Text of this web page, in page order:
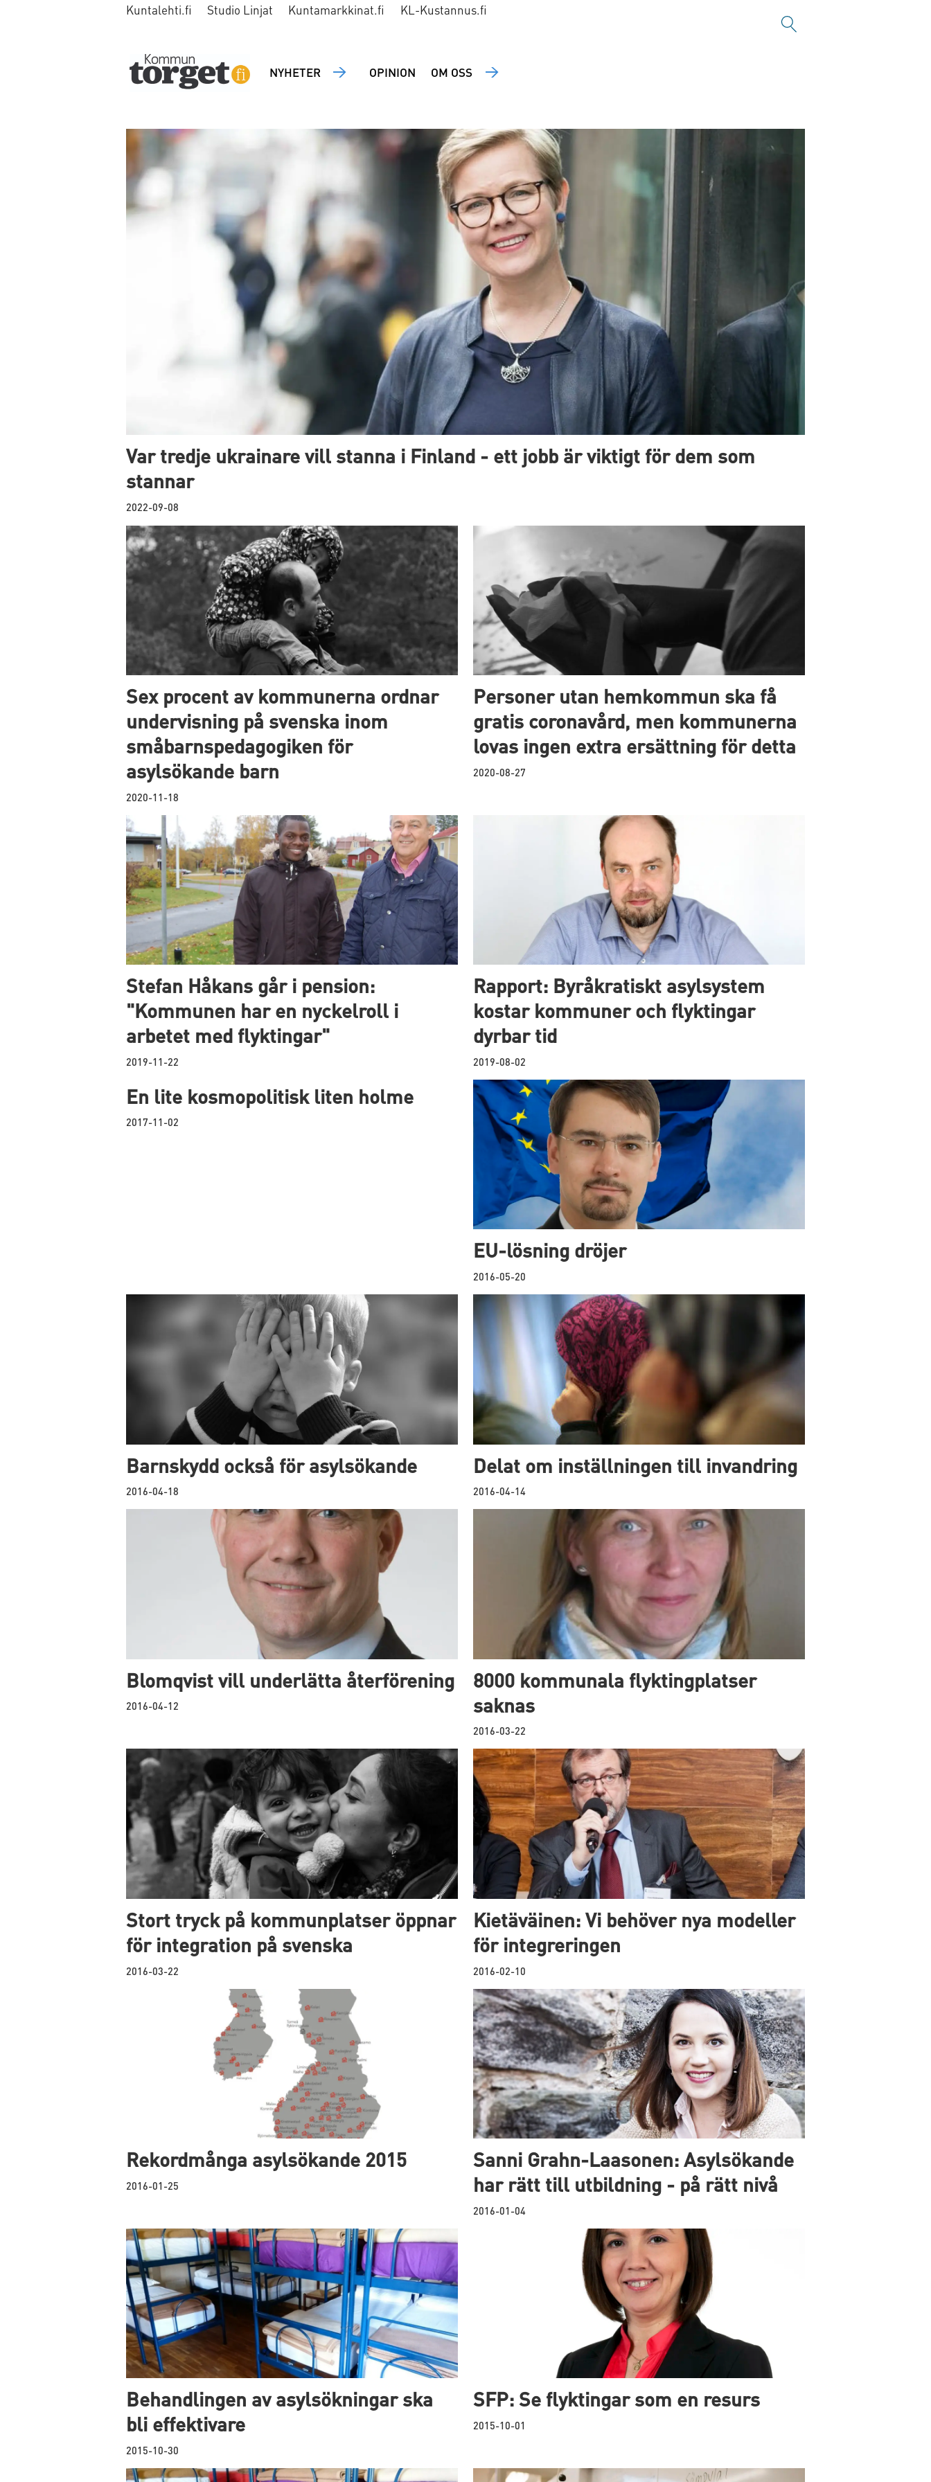
Kuntalehti.fi Studio Linjat Kuntamarkkinat.fi KL-Kustannus.fi
NYHETER OPINION OM OSS
asylsökande
Var tredje ukrainare vill stanna i Finland - ett jobb är viktigt för dem som
stannar
2022-09-08
Sex procent av kommunerna ordnar
undervisning på svenska inom
småbarnspedagogiken för
asylsökande barn
2020-11-18
Personer utan hemkommun ska få
gratis coronavård, men kommunerna
lovas ingen extra ersättning för detta
2020-08-27
Stefan Håkans går i pension:
"Kommunen har en nyckelroll i
arbetet med flyktingar"
2019-11-22
Rapport: Byråkratiskt asylsystem
kostar kommuner och flyktingar
dyrbar tid
2019-08-02
En lite kosmopolitisk liten holme
2017-11-02
EU-lösning dröjer
2016-05-20
Barnskydd också för asylsökande
2016-04-18
Delat om inställningen till invandring
2016-04-14
Blomqvist vill underlätta återförening
2016-04-12
8000 kommunala flyktingplatser
saknas
2016-03-22
Stort tryck på kommunplatser öppnar
för integration på svenska
2016-03-22
Kietäväinen: Vi behöver nya modeller
för integreringen
2016-02-10
Rekordmånga asylsökande 2015
2016-01-25
Sanni Grahn-Laasonen: Asylsökande
har rätt till utbildning - på rätt nivå
2016-01-04
Behandlingen av asylsökningar ska
bli effektivare
2015-10-30
SFP: Se flyktingar som en resurs
2015-10-01